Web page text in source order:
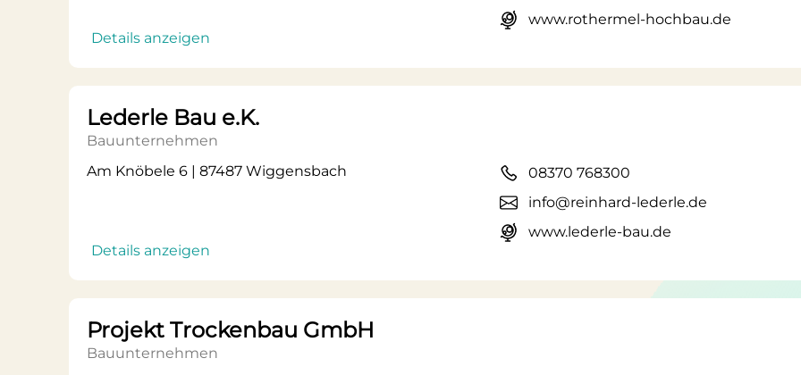
Details anzeigen
www.rothermel-hochbau.de
Lederle Bau e.K.
Bauunternehmen
Am Knöbele 6 | 87487 Wiggensbach
Details anzeigen
08370 768300
info@reinhard-lederle.de
www.lederle-bau.de
Projekt Trockenbau GmbH
Bauunternehmen